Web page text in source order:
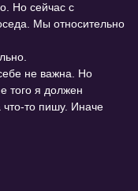
Но сейчас с
Мы относительно
не важна. Но
того я должен
что-то пишу. Иначе